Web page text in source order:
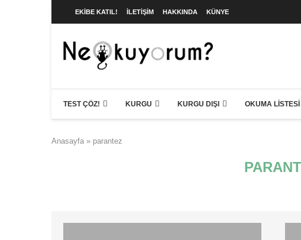
EKIBE KATIL! İLETIŞIM HAKKINDA KÜNYE
TEST ÇÖZ! KURGU KURGU DIŞI OKUMA LISTESI
Anasayfa » parantez